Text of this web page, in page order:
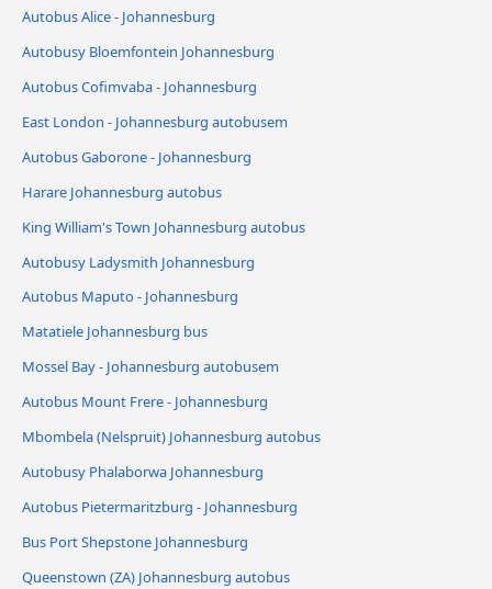
Autobus Alice - Johannesburg
Autobusy Bloemfontein Johannesburg
Autobus Cofimvaba - Johannesburg
East London - Johannesburg autobusem
Autobus Gaborone - Johannesburg
Harare Johannesburg autobus
King William's Town Johannesburg autobus
Autobusy Ladysmith Johannesburg
Autobus Maputo - Johannesburg
Matatiele Johannesburg bus
Mossel Bay - Johannesburg autobusem
Autobus Mount Frere - Johannesburg
Mbombela (Nelspruit) Johannesburg autobus
Autobusy Phalaborwa Johannesburg
Autobus Pietermaritzburg - Johannesburg
Bus Port Shepstone Johannesburg
Queenstown (ZA) Johannesburg autobus